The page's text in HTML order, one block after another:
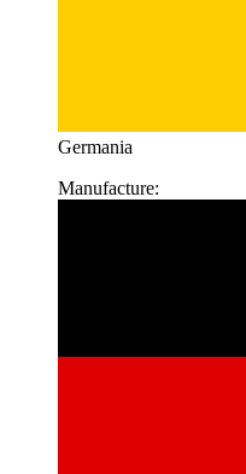
Germania
Manufacture: